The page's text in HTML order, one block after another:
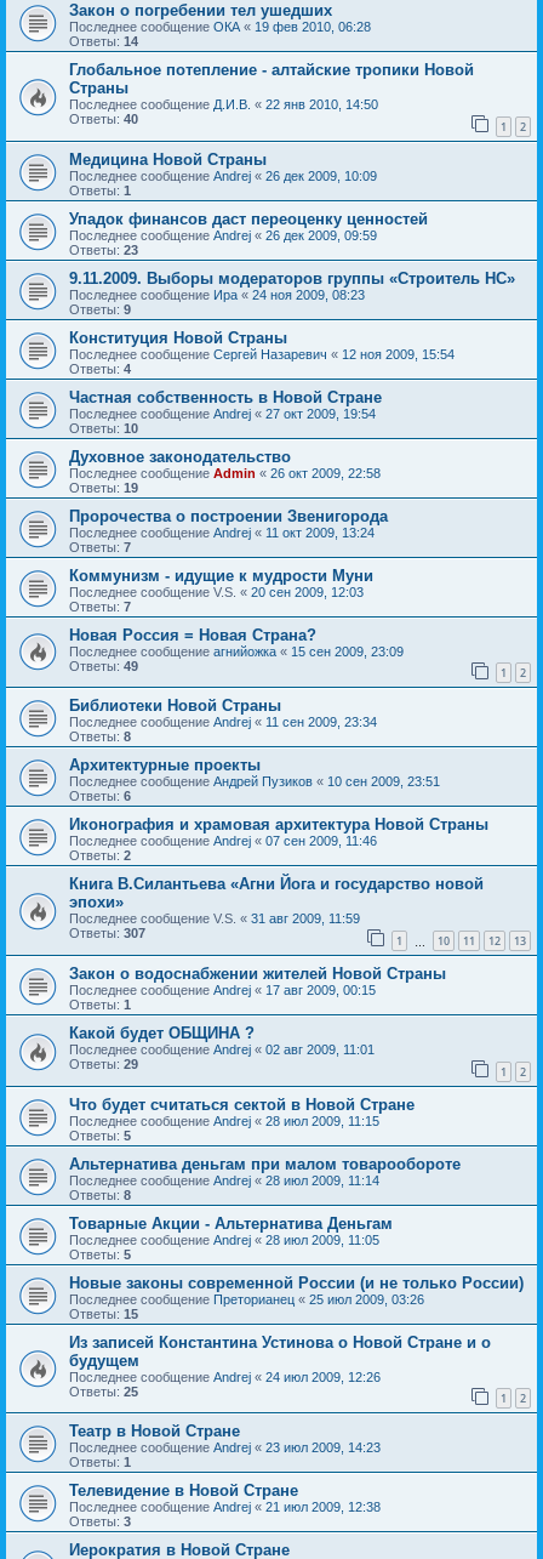
Закон о погребении тел ушедших
Последнее сообщение ОКА « 19 фев 2010, 06:28
Ответы: 14
Глобальное потепление - алтайские тропики Новой
Страны
Последнее сообщение Д.И.В. « 22 янв 2010, 14:50
Ответы: 40 1 2
Медицина Новой Страны
Последнее сообщение Andrej « 26 дек 2009, 10:09
Ответы: 1
Упадок финансов даст переоценку ценностей
Последнее сообщение Andrej « 26 дек 2009, 09:59
Ответы: 23
9.11.2009. Выборы модераторов группы «Строитель НС»
Последнее сообщение Ира « 24 ноя 2009, 08:23
Ответы: 9
Конституция Новой Страны
Последнее сообщение Сергей Назаревич « 12 ноя 2009, 15:54
Ответы: 4
Частная собственность в Новой Стране
Последнее сообщение Andrej « 27 окт 2009, 19:54
Ответы: 10
Духовное законодательство
Последнее сообщение Admin « 26 окт 2009, 22:58
Ответы: 19
Пророчества о построении Звенигорода
Последнее сообщение Andrej « 11 окт 2009, 13:24
Ответы: 7
Коммунизм - идущие к мудрости Муни
Последнее сообщение V.S. « 20 сен 2009, 12:03
Ответы: 7
Новая Россия = Новая Страна?
Последнее сообщение агнийожка « 15 сен 2009, 23:09
Ответы: 49 1 2
Библиотеки Новой Страны
Последнее сообщение Andrej « 11 сен 2009, 23:34
Ответы: 8
Архитектурные проекты
Последнее сообщение Андрей Пузиков « 10 сен 2009, 23:51
Ответы: 6
Иконография и храмовая архитектура Новой Страны
Последнее сообщение Andrej « 07 сен 2009, 11:46
Ответы: 2
Книга В.Силантьева «Агни Йога и государство новой
эпохи»
Последнее сообщение V.S. « 31 авг 2009, 11:59
Ответы: 307 1 10 11 12 13
Закон о водоснабжении жителей Новой Страны
Последнее сообщение Andrej « 17 авг 2009, 00:15
Ответы: 1
Какой будет ОБЩИНА ?
Последнее сообщение Andrej « 02 авг 2009, 11:01
Ответы: 29 1 2
Что будет считаться сектой в Новой Стране
Последнее сообщение Andrej « 28 июл 2009, 11:15
Ответы: 5
Альтернатива деньгам при малом товарообороте
Последнее сообщение Andrej « 28 июл 2009, 11:14
Ответы: 8
Товарные Акции - Альтернатива Деньгам
Последнее сообщение Andrej « 28 июл 2009, 11:05
Ответы: 5
Новые законы современной России (и не только России)
Последнее сообщение Преторианец « 25 июл 2009, 03:26
Ответы: 15
Из записей Константина Устинова о Новой Стране и о
будущем
Последнее сообщение Andrej « 24 июл 2009, 12:26
Ответы: 25 1 2
Театр в Новой Стране
Последнее сообщение Andrej « 23 июл 2009, 14:23
Ответы: 1
Телевидение в Новой Стране
Последнее сообщение Andrej « 21 июл 2009, 12:38
Ответы: 3
Иерократия в Новой Стране